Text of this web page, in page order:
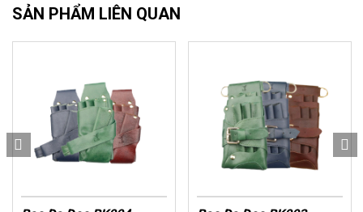
SẢN PHẨM LIÊN QUAN